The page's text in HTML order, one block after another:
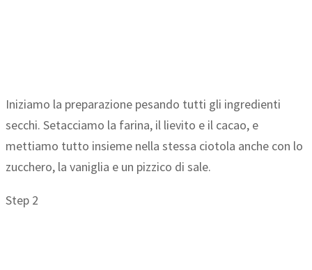
Iniziamo la preparazione pesando tutti gli ingredienti
secchi. Setacciamo la farina, il lievito e il cacao, e
mettiamo tutto insieme nella stessa ciotola anche con lo
zucchero, la vaniglia e un pizzico di sale.
Step 2